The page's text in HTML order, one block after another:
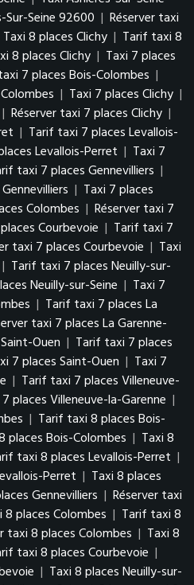
Seine 92600 | Réserver taxi
Taxi 8 places Clichy | Tarif taxi 8
8 places Clichy | Taxi 7 places
7 places Bois-Colombes |
| Taxi 7 places Clichy |
| Réserver taxi 7 places Clichy |
| Tarif taxi 7 places Levallois-
Levallois-Perret | Taxi 7
taxi 7 places Gennevilliers |
| Taxi 7 places
Colombes | Réserver taxi 7
Courbevoie | Tarif taxi 7
taxi 7 places Courbevoie | Taxi
| Tarif taxi 7 places Neuilly-sur-
Neuilly-sur-Seine | Taxi 7
| Tarif taxi 7 places La
taxi 7 places La Garenne-
Ouen | Tarif taxi 7 places
7 places Saint-Ouen | Taxi 7
| Tarif taxi 7 places Villeneuve-
places Villeneuve-la-Garenne |
| Tarif taxi 8 places Bois-
places Bois-Colombes | Taxi 8
taxi 8 places Levallois-Perret |
Perret | Taxi 8 places
Gennevilliers | Réserver taxi
8 places Colombes | Tarif taxi 8
taxi 8 places Colombes | Taxi 8
taxi 8 places Courbevoie |
| Taxi 8 places Neuilly-sur-